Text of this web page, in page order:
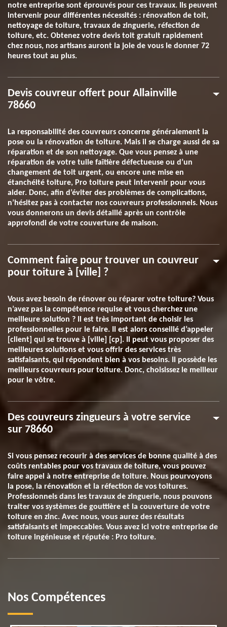
notre entreprise sont éprouvés pour ces travaux. Ils peuvent
intervenir pour différentes nécessités : rénovation de toit,
nettoyage de toiture, travaux de zinguerie, réfection de
toiture, etc. Obtenez votre devis toit gratuit rapidement
chez nous, nos artisans auront la joie de vous le donner 72
heures tout au plus.
Devis couvreur offert pour Allainville
78660
La responsabilité des couvreurs concerne généralement la
pose ou la rénovation de toiture. Mais il se charge aussi de sa
réparation et de son nettoyage. Que vous pensez à une
réparation de votre tuile faîtière défectueuse ou d’un
changement de toit urgent, ou encore une mise en
étanchéité toiture, Pro toiture peut intervenir pour vous
aider. Donc, afin d’éviter des problèmes de complications,
n’hésitez pas à contacter nos couvreurs professionnels. Nous
vous donnerons un devis détaillé après un contrôle
approfondi de votre couverture de maison.
Comment faire pour trouver un couvreur
pour toiture à [ville] ?
Vous avez besoin de rénover ou réparer votre toiture? Vous
n’avez pas la compétence requise et vous cherchez une
meilleure solution ? Il est très important de choisir les
professionnelles pour le faire. Il est alors conseillé d’appeler
[client] qui se trouve à [ville] [cp]. Il peut vous proposer des
meilleures solutions et vous offrir des services très
satisfaisants, qui répondent bien à vos besoins. Il possède les
meilleurs couvreurs pour toiture. Donc, choisissez le meilleur
pour le vôtre.
Des couvreurs zingueurs à votre service
sur 78660
Si vous pensez recourir à des services de bonne qualité à des
coûts rentables pour vos travaux de toiture, vous pouvez
faire appel à notre entreprise de toiture. Nous pourvoyons
la pose, la rénovation et la réfection de vos toitures.
Professionnels dans les travaux de zinguerie, nous pouvons
traiter vos systèmes de gouttière et la couverture de votre
toiture en zinc. Avec nous, vous aurez des résultats
satisfaisants et impeccables. Vous avez ici votre entreprise de
toiture ingénieuse et réputée : Pro toiture.
Nos Compétences